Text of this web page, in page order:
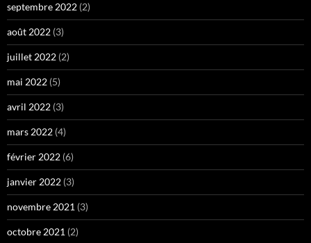
septembre 2022 (2)
août 2022 (3)
juillet 2022 (2)
mai 2022 (5)
avril 2022 (3)
mars 2022 (4)
février 2022 (6)
janvier 2022 (3)
novembre 2021 (3)
octobre 2021 (2)